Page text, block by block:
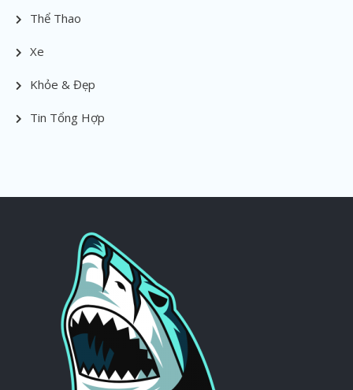
Thể Thao
Xe
Khỏe & Đẹp
Tin Tổng Hợp